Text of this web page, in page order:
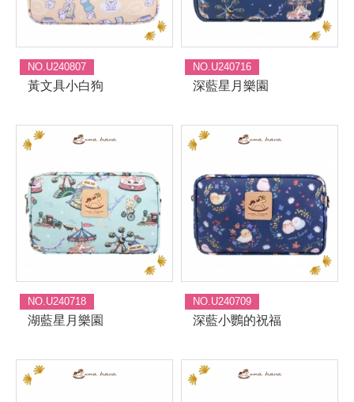
NO.U240807
黃文具小白狗
NO.U240716
深藍星月樂園
NO.U240718
湖藍星月樂園
NO.U240709
深藍小鸚的祝福